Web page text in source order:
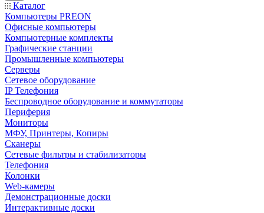
Каталог
Компьютеры PREON
Офисные компьютеры
Компьютерные комплекты
Графические станции
Промышленные компьютеры
Серверы
Сетевое оборудование
IP Телефония
Беспроводное оборудование и коммутаторы
Периферия
Мониторы
МФУ, Принтеры, Копиры
Сканеры
Сетевые фильтры и стабилизаторы
Телефония
Колонки
Web-камеры
Демонстрационные доски
Интерактивные доски